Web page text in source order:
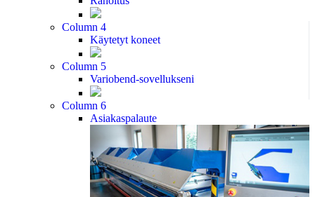
Column 4
Käytetyt koneet
Column 5
Variobend-sovellukseni
Column 6
Asiakaspalaute